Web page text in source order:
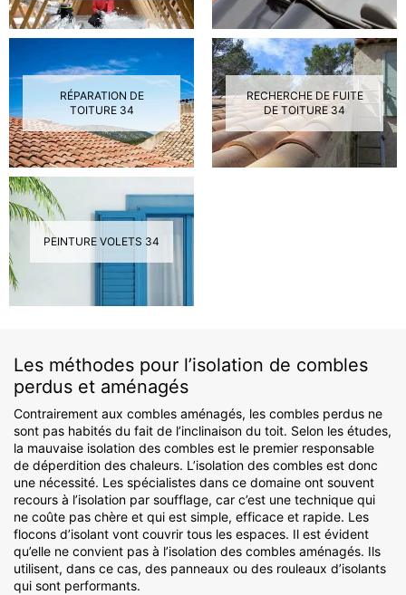
RÉPARATION DE
TOITURE 34
RECHERCHE DE FUITE
DE TOITURE 34
PEINTURE VOLETS 34
Les méthodes pour l’isolation de combles
perdus et aménagés
Contrairement aux combles aménagés, les combles perdus ne
sont pas habités du fait de l’inclinaison du toit. Selon les études,
la mauvaise isolation des combles est le premier responsable
de déperdition des chaleurs. L’isolation des combles est donc
une nécessité. Les spécialistes dans ce domaine ont souvent
recours à l’isolation par soufflage, car c’est une technique qui
ne coûte pas chère et qui est simple, efficace et rapide. Les
flocons d’isolant vont couvrir tous les espaces. Il est évident
qu’elle ne convient pas à l’isolation des combles aménagés. Ils
utilisent, dans ce cas, des panneaux ou des rouleaux d’isolants
qui sont performants.